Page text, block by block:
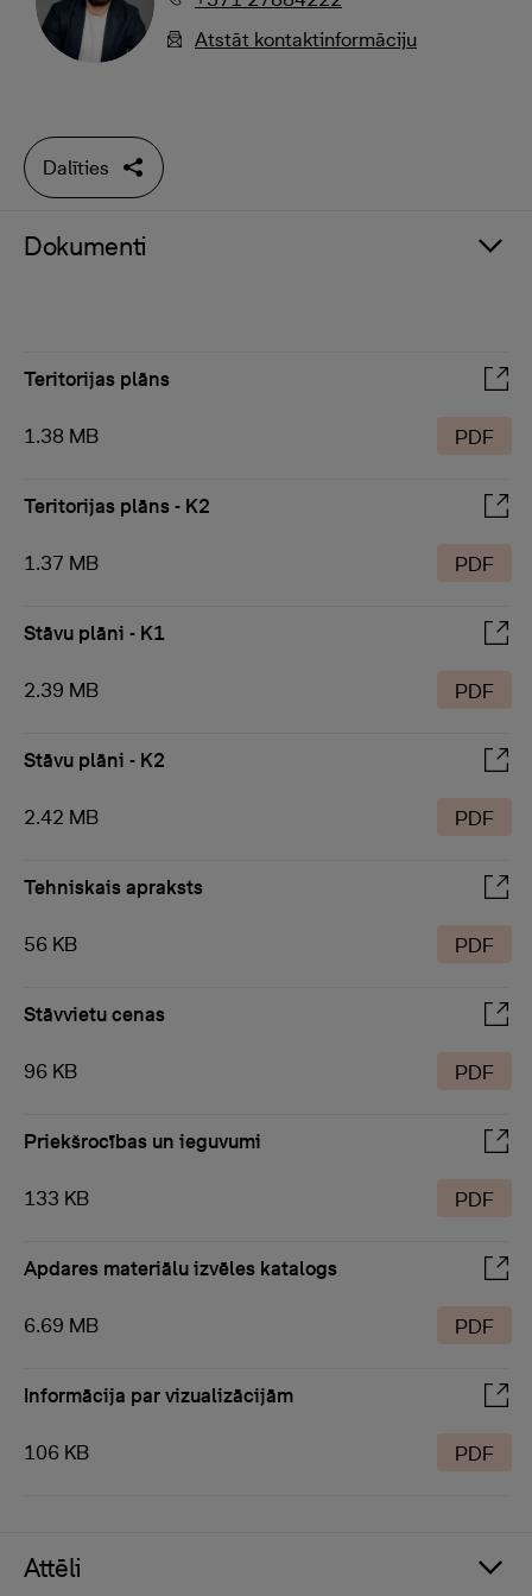
Atstāt kontaktinformāciju
Dalīties
Dokumenti
Teritorijas plāns
1.38 MB PDF
Teritorijas plāns - K2
1.37 MB PDF
Stāvu plāni - K1
2.39 MB PDF
Stāvu plāni - K2
2.42 MB PDF
Tehniskais apraksts
56 KB PDF
Stāvvietu cenas
96 KB PDF
Priekšrocības un ieguvumi
133 KB PDF
Apdares materiālu izvēles katalogs
6.69 MB PDF
Informācija par vizualizācijām
106 KB PDF
Attēli